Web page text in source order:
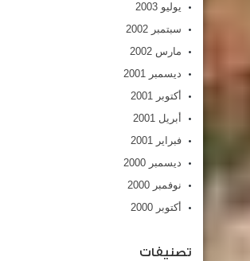
يوليو 2003
سبتمبر 2002
مارس 2002
ديسمبر 2001
أكتوبر 2001
أبريل 2001
فبراير 2001
ديسمبر 2000
نوفمبر 2000
أكتوبر 2000
تصنيفات